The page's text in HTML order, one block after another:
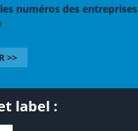
numéros des entreprises
>>
label :